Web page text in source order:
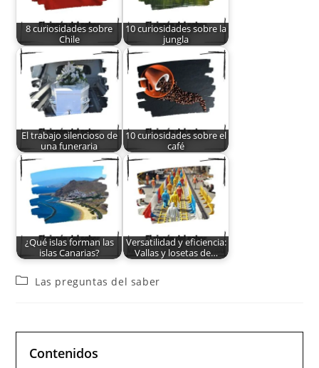
8 curiosidades sobre
Chile
10 curiosidades sobre la
jungla
El trabajo silencioso de
una funeraria
10 curiosidades sobre el
café
¿Qué islas forman las
islas Canarias?
Versatilidad y eficiencia:
Vallas y losetas de…
Las preguntas del saber
Contenidos